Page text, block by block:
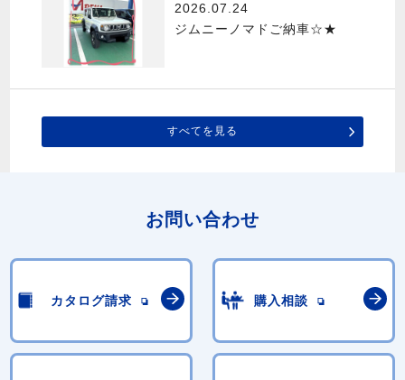
2026.07.24
ジムニーノマドご納車☆★
すべてを見る
お問い合わせ
カタログ請求 購入相談